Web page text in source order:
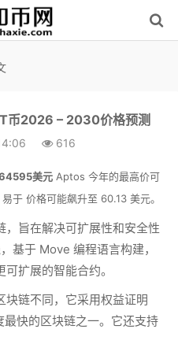
币2026 – 2030价格预测
616
美元 Aptos 今年的最高价可
于 价格可能飙升至 60.13 美元。
旨在解决可扩展性和安全性
基于 Move 编程语言构建，
扩展的智能合约。
块链不同，它采用权益证明
快的区块链之一。它还支持